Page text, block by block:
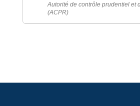
Autorité de contrôle prudentiel et
(ACPR)